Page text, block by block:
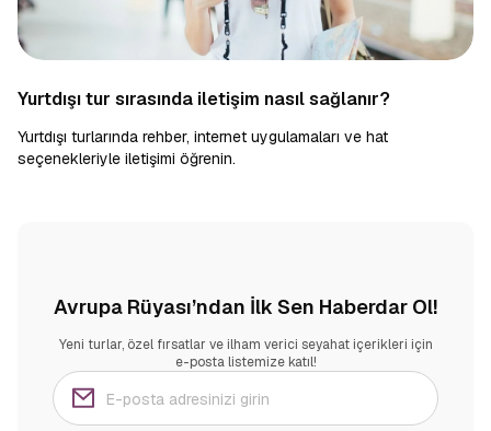
Yurtdışı tur sırasında iletişim nasıl sağlanır?
Yurtdışı turlarında rehber, internet uygulamaları ve hat
seçenekleriyle iletişimi öğrenin.
Avrupa Rüyası’ndan İlk Sen Haberdar Ol!
Yeni turlar, özel fırsatlar ve ilham verici seyahat içerikleri için
e-posta listemize katıl!